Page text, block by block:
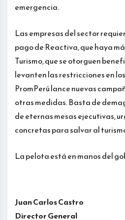
emergencia.
Las empresas del sector
pago de Reactiva, que haya
Turismo, que se otorguen
levanten las restricciones en
PromPerú lance nuevas
otras medidas. Basta de
de eternas mesas ejecutivas,
concretas para salvar al
La pelota está en manos del
Juan Carlos Castro
Director General